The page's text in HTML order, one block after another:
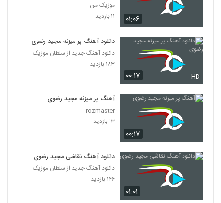
۰۱:۰۶
موزیک من
۱۱ بازدید
۰۰:۱۷ HD
دانلود آهنگ پر میزنه مجید رضوی
دانلود آهنگ جدید از سلطان موزیک
۱۸۳ بازدید
۰۰:۱۷
آهنگ پر میزنه مجید رضوی
rozmaster
۱۳ بازدید
۰۱:۰۱
دانلود آهنگ نقاشی مجید رضوی
دانلود آهنگ جدید از سلطان موزیک
۱۴۶ بازدید